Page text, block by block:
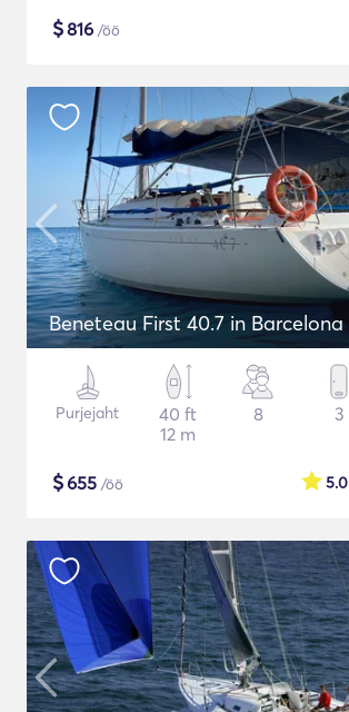
$816 /öö
Beneteau First 40.7 in Barcelona
Purjejaht
40 ft
12 m
8 3
$655 /öö 5.0